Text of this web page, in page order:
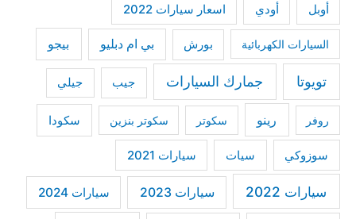
f
o
:
أوبل أودي اسعار سيارات 2022
السيارات الكهربائية بورش بي ام دبليو بيجو
تويوتا جمارك السيارات جيب جيلي
روفر رينو سكوتر سكوتر بنزين سكودا
سوزوكي سيات سيارات 2021
سيارات 2022 سيارات 2023 سيارات 2024